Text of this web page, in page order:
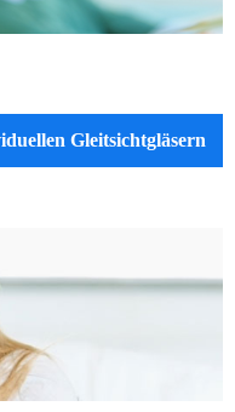
Gleitsichtgläsern